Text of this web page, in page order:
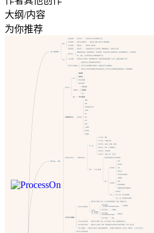
大纲/内容
为你推荐